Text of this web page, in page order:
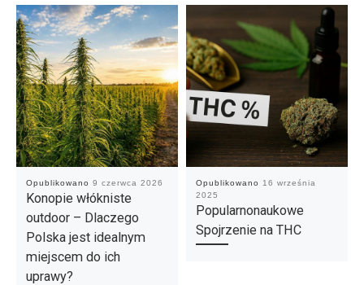
Opublikowano 9 czerwca 2026
Konopie włókniste
outdoor – Dlaczego
Polska jest idealnym
miejscem do ich
uprawy?
Opublikowano
16 września
2025
Popularnonaukowe
Spojrzenie na THC